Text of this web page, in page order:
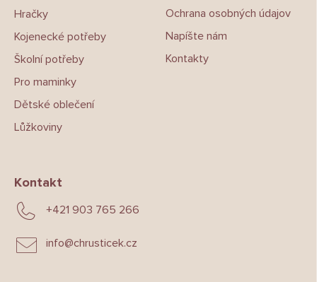
Hračky
Kojenecké potřeby
Školní potřeby
Pro maminky
Dětské oblečení
Lůžkoviny
Ochrana osobných údajov
Napíšte nám
Kontakty
Kontakt
info@chrusticek.cz
+421 903 765 266